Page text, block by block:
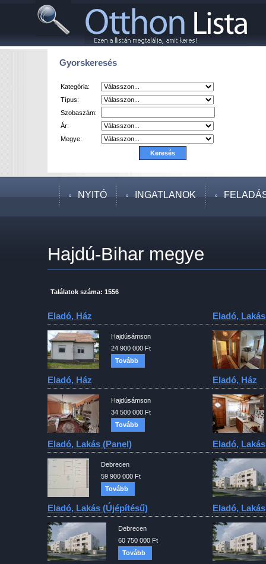
Gyorskeresés
Kategória:
Típus:
Szobaszám:
Ár:
Megye:
NYITÓ INGATLANOK
Hajdú-Bihar megye
Találatok száma: 1556
Eladó, Ház
Hajdúsámson
24 900 000 Ft
Tovább
Eladó,
Eladó, Ház
Hajdúsámson
34 500 000 Ft
Tovább
Eladó, Ház
Eladó, Lakás (panel)
Debrecen
59 900 000 Ft
Tovább
Eladó,
Eladó, Lakás (újépítésű)
Debrecen
60 750 000 Ft
Tovább
Eladó,